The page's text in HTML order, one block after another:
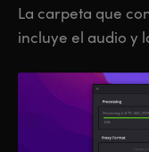
La carpeta que
incluye el audio y